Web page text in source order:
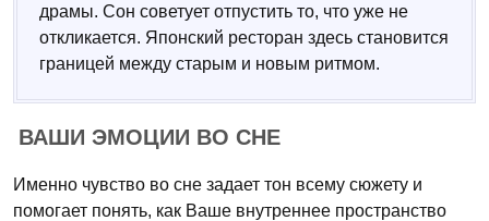
драмы. Сон советует отпустить то, что уже не
откликается. Японский ресторан здесь становится
границей между старым и новым ритмом.
ВАШИ ЭМОЦИИ ВО СНЕ
Именно чувство во сне задает тон всему сюжету и
помогает понять, как Ваше внутреннее пространство